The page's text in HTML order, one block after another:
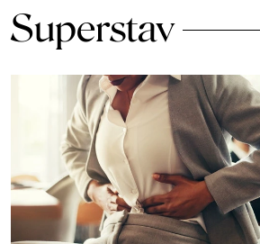
Superstav